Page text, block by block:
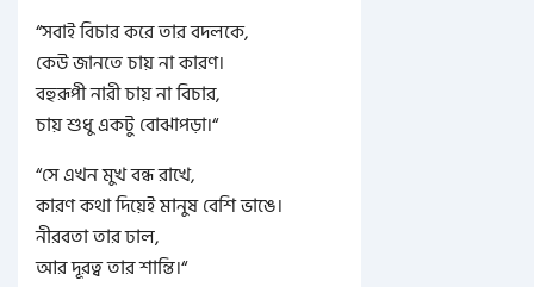
“সবাই বিচার করে তার বদলকে,
কেউ জানতে চায় না কারণ।
বহুরূপী নারী চায় না বিচার,
চায় শুধু একটু বোঝাপড়া।“
“সে এখন মুখ বন্ধ রাখে,
কারণ কথা দিয়েই মানুষ বেশি ভাঙে।
নীরবতা তার ঢাল,
আর দূরত্ব তার শান্তি।“